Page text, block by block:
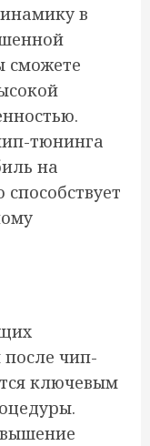
в
сможете
тюнинга
на
чип-
ключевым